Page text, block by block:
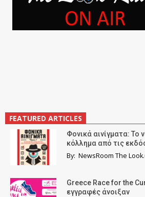
FEATURED ARTICLES
Φονικά αινίγματα: Το
κόλλημα από τις
By: NewsRoom The
Greece Race for the
εγγραφές άνοιξαν